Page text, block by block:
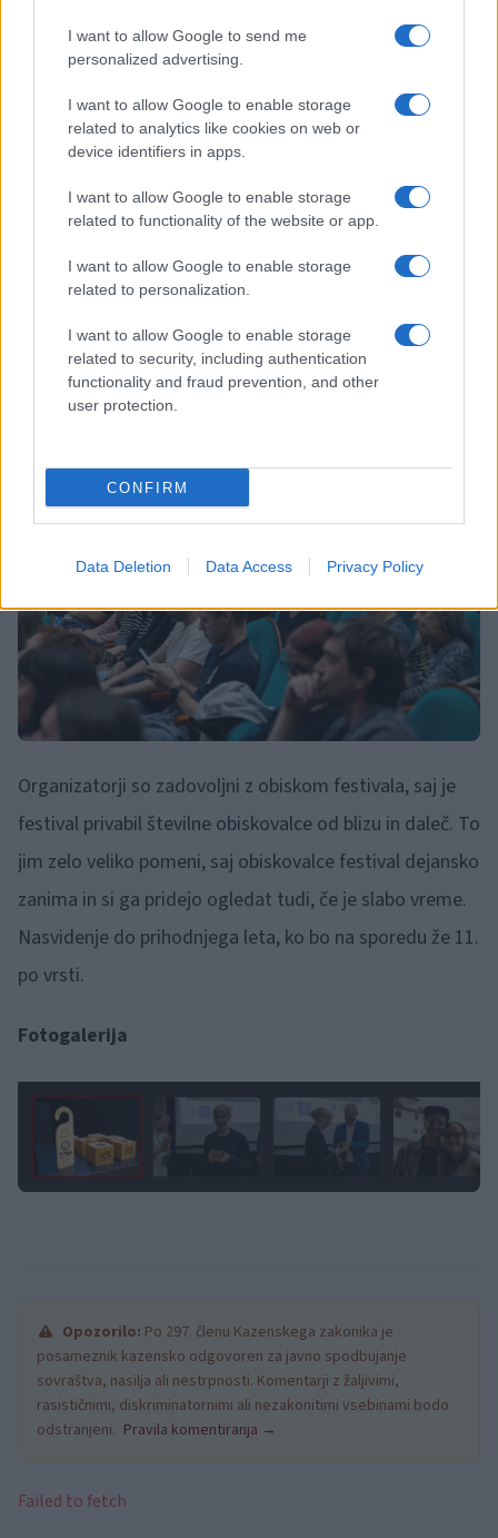
I want to allow Google to send me
personalized advertising.
I want to allow Google to enable storage
related to analytics like cookies on web or
device identifiers in apps.
I want to allow Google to enable storage
related to functionality of the website or app.
I want to allow Google to enable storage
related to personalization.
I want to allow Google to enable storage
related to security, including authentication
functionality and fraud prevention, and other
user protection.
CONFIRM
Data Deletion Data Access Privacy Policy
MY TEENAGE BLACKOUT/POGOLTNIL SEM
GOSENICO(režiser Basile Khatir) - Francija
LOCH NESS(režiser Joshua Chawner) - Združeno
Kraljestvo
ONLY PAPER/SAMO PAPIR(režiser Maxime
Vouillon) - Francija
Nagrada občinstva (ZEBRA): A WORLD IN
CHAOS/KAOS SVETA(režiser David Crisp) - Madžarska
Čestitke vsem nagrajencem.
Organizatorji so zadovoljni z obiskom festivala, saj je
festival privabil številne obiskovalce od blizu in daleč. To
jim zelo veliko pomeni, saj obiskovalce festival dejansko
zanima in si ga pridejo ogledat tudi, če je slabo vreme.
Nasvidenje do prihodnjega leta, ko bo na sporedu že 11.
po vrsti.
Fotogalerija
Opozorilo: Po 297. členu Kazenskega zakonika je
posameznik kazensko odgovoren za javno spodbujanje
sovraštva, nasilja ali nestrpnosti. Komentarji z žaljivimi,
rasističnimi, diskriminatornimi ali nezakonitimi vsebinami bodo
odstranjeni. Pravila komentiranja →
Failed to fetch